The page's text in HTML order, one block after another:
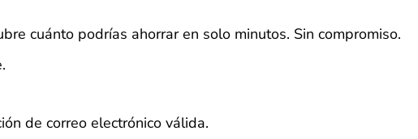
cuánto podrías ahorrar en solo minutos. Sin compromiso.
de correo electrónico válida.